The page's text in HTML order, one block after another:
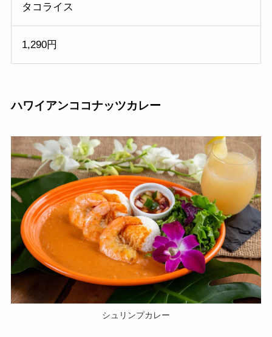
タコライス
1,290円
ハワイアンココナッツカレー
シュリンプカレー